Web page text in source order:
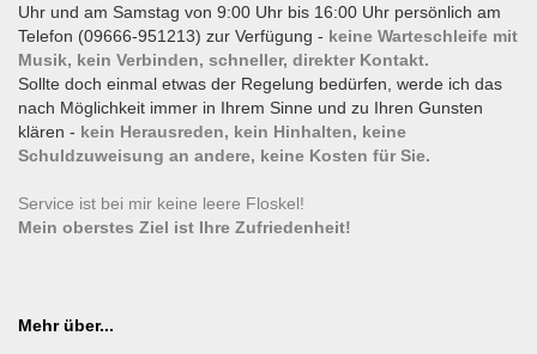
Uhr und am Samstag von 9:00 Uhr bis 16:00 Uhr persönlich am
Telefon (09666-951213) zur Verfügung - keine Warteschleife mit
Musik, kein Verbinden, schneller, direkter Kontakt.
Sollte doch einmal etwas der Regelung bedürfen, werde ich das
nach Möglichkeit immer in Ihrem Sinne und zu Ihren Gunsten
klären - kein Herausreden, kein Hinhalten, keine
Schuldzuweisung an andere, keine Kosten für Sie.
Service ist bei mir keine leere Floskel!
Mein oberstes Ziel ist Ihre Zufriedenheit!
Mehr über...